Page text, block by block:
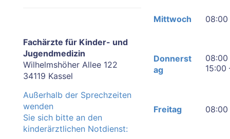
Fachärzte für Kinder- und
Jugendmedizin
Wilhelmshöher Allee 122
34119 Kassel
Außerhalb der Sprechzeiten
wenden
Sie sich bitte an den
kinderärztlichen Notdienst:
Mittwoch 08:00
Donnerst
ag
08:00
15:00
Freitag 08:00